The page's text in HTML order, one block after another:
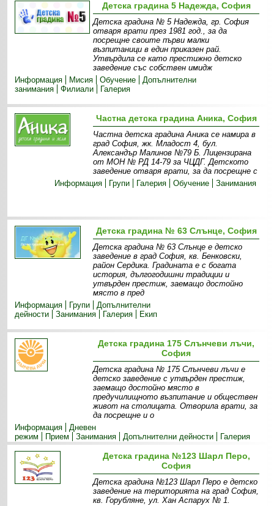
Детска градина 5 Надежда, София
Детска градина № 5 Надежда, гр. София
отваря врати през 1981 год., за да
посрещне своите първи малки
възпитаници в един приказен рай.
Утвърдила се като престижно детско
заведение със собствен имидж
Информация
Мисия Обучение
Допълнителни
занимания
Филиали Галерия
Частна детска градина Аника, София
Частна детска градина Аника се намира в
град София, жк. Младост 4, бул.
Александър Малинов №79 Б. Лицензирана
от МОН № РД 14-79 за ЧЦДГ. Детското
заведение отваря врати, за да посрещне с
Информация
Групи Галерия Обучение Занимания
Детска градина № 63 Слънце, София
Детска градина № 63 Слънце е детско
заведение в град София, кв. Бенковски,
район Сердика. Градината е с богата
история, дългогодишни традиции и
утвърден престиж, заемащо достойно
място в пред
Информация
Групи
Допълнителни
дейности
Занимания Галерия Екип
Детска градина 175 Слънчеви лъчи,
София
Детска градина № 175 Слънчеви лъчи e
детско заведение с утвърден престиж,
заемащо достойно място в
предучилищното възпитание и обществен
живот на столицата. Отворила врати, за
да посрещне и о
Информация
Дневен
режим
Прием Занимания Допълнителни дейности Галерия
Детска градина №123 Шарл Перо,
София
Детска градина №123 Шарл Перо е детско
заведение на територията на град София,
кв. Горубляне, ул. Хан Аспарух № 1.